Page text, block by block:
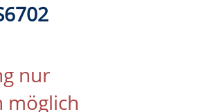
nur
möglich